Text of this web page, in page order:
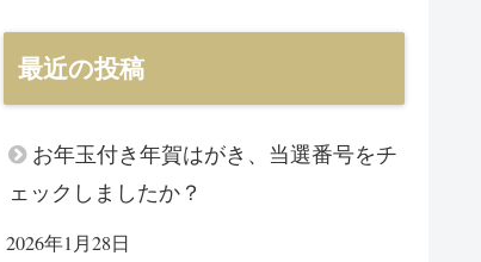
最近の投稿
お年玉付き年賀はがき、当選番号をチ
ェックしましたか？
2026年1月28日